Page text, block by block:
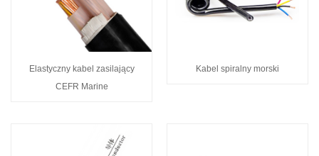
Elastyczny kabel zasilający
CEFR Marine
Kabel spiralny morski